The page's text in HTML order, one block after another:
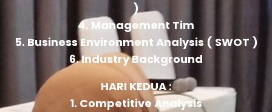
)
4. Management Tim
5. Business Environment Analysis ( SWOT )
6. Industry Background
HARI KEDUA :
1. Competitive Analysis